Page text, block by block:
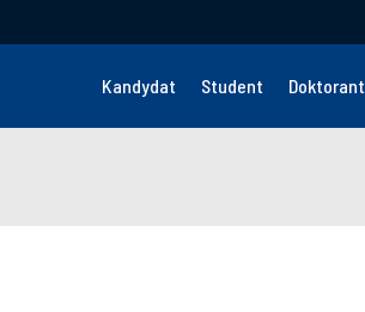
Kandydat Student Doktorant